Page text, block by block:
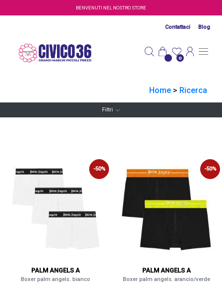
Salta al contenuto principaleBENVENUTI NEL NOSTRO STORE
Contattaci Blog
0
Home > Ricerca
Filtri
-50%
PALM ANGELS A
Boxer palm angels. bianco
-50%
PALM ANGELS A
Boxer palm angels. arancio/verde